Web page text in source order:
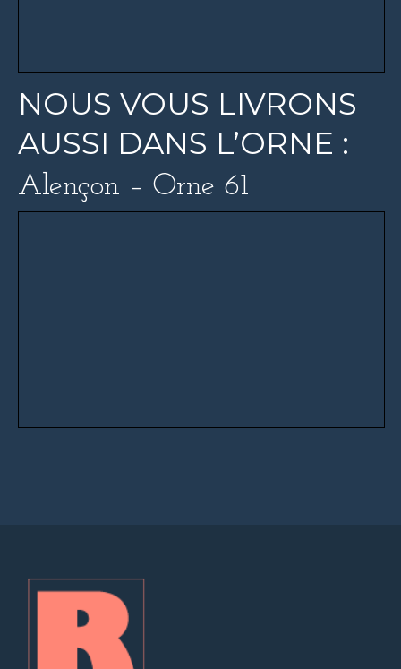
NOUS VOUS LIVRONS
AUSSI DANS L’ORNE :
Alençon – Orne 61